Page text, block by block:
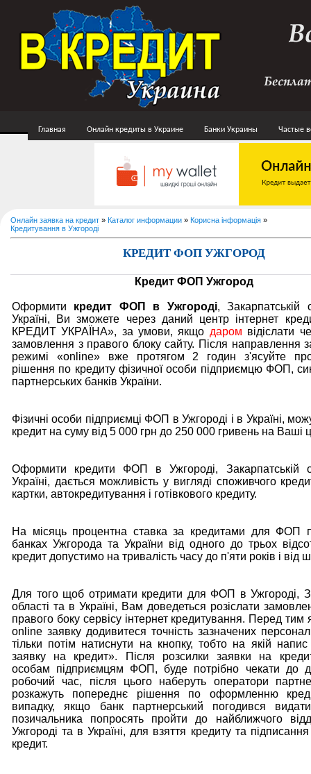
Главная Онлайн кредиты в Украине Банки Украины Частые
Онлайн заявка на кредит » Каталог информации » Корисна інформація »
Кредитування в Ужгороді
КРЕДИТ ФОП УЖГОРОД
Кредит ФОП Ужгород
Оформити кредит ФОП в Ужгороді, Закарпатській
Україні, Ви зможете через даний центр інтернет
КРЕДИТ УКРАЇНА», за умови, якщо даром відіслати
замовлення з правого блоку сайту. Після направлення
режимі «online» вже протягом 2 годин з'ясуйте
рішення по кредиту фізичної особи підприємцю ФОП,
партнерських банків України.
Фізичні особи підприємці ФОП в Ужгороді і в Україні,
кредит на суму від 5 000 грн до 250 000 гривень на Ваші
Оформити кредити ФОП в Ужгороді, Закарпатській
Україні, дається можливість у вигляді споживчого
картки, автокредитування і готівкового кредиту.
На місяць процентна ставка за кредитами для ФОП
банках Ужгорода та України від одного до трьох
кредит допустимо на тривалість часу до п'яти років і від
Для того щоб отримати кредити для ФОП в Ужгороді,
області та в Україні, Вам доведеться розіслати
правого боку сервісу інтернет кредитування. Перед тим
online заявку додивитеся точність зазначених
тільки потім натиснути на кнопку, тобто на якій напис
заявку на кредит». Після розсилки заявки на
особам підприємцям ФОП, буде потрібно чекати до
робочий час, після цього наберуть оператори
розкажуть попереднє рішення по оформленню
випадку, якщо банк партнерський погодився
позичальника попросять пройти до найближчого
Ужгороді та в Україні, для взяття кредиту та
кредит.